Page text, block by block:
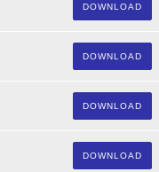
DOWNLOAD
DOWNLOAD
DOWNLOAD
DOWNLOAD